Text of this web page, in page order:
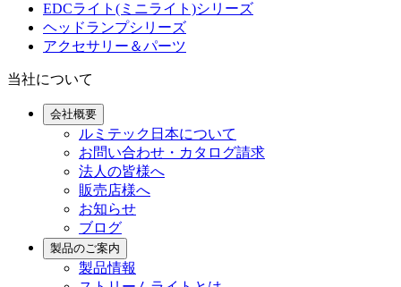
EDCライト(ミニライト)シリーズ
ヘッドランプシリーズ
アクセサリー＆パーツ
当社について
会社概要
ルミテック日本について
お問い合わせ・カタログ請求
法人の皆様へ
販売店様へ
お知らせ
ブログ
製品のご案内
製品情報